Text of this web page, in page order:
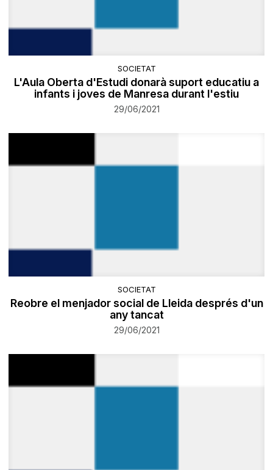
SOCIETAT
L'Aula Oberta d'Estudi donarà suport educatiu a
infants i joves de Manresa durant l'estiu
29/06/2021
SOCIETAT
Reobre el menjador social de Lleida després d'un
any tancat
29/06/2021